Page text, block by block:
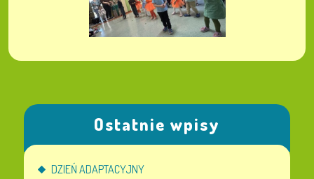
Ostatnie wpisy
DZIEŃ ADAPTACYJNY